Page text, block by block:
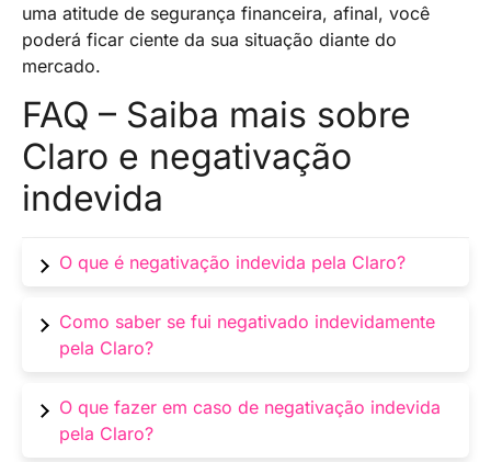
uma atitude de segurança financeira, afinal, você
poderá ficar ciente da sua situação diante do
mercado.
FAQ – Saiba mais sobre
Claro e negativação
indevida
O que é negativação indevida pela Claro?
É quando a Claro registra uma dívida no seu
CPF de forma errada, como cobrança de um
serviço não contratado ou já pago.
Como saber se fui negativado indevidamente
pela Claro?
Consulte seu CPF em sites como Serasa ou
SPC. Se houver dívidas da Claro que você não
reconhece, pode ser negativação indevida.
O que fazer em caso de negativação indevida
pela Claro?